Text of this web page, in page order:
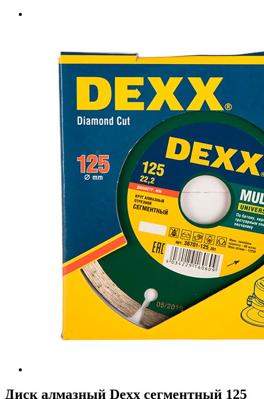
Диск алмазный Dexx сегментный 125